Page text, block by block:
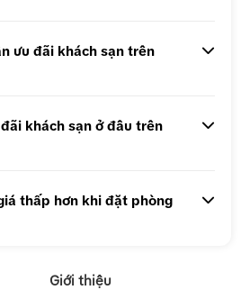
Động Phong Nha
ưu đãi khách sạn trên
khách sạn ở đâu trên
thấp hơn khi đặt phòng
Giới thiệu